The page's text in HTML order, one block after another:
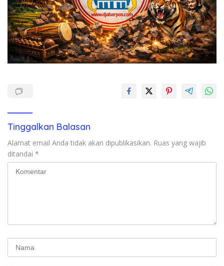
Tinggalkan Balasan
Alamat email Anda tidak akan dipublikasikan. Ruas yang wajib
ditandai *